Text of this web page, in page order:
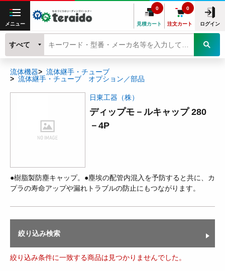
メニュー 見積カート
0
注文カート
0
ログイン
すべて
流体機器
流体継手・チューブ
流体継手・チューブ オプション／部品
日東工器（株）
ディップモ－ルキャップ 280
－4P
●樹脂製防塵キャップ。●塵埃の配管内混入を予防すると共に、カ
プラの寿命アップや漏れトラブルの防止にもつながります。
絞り込み検索
絞り込み条件に一致する商品は見つかりませんでした。